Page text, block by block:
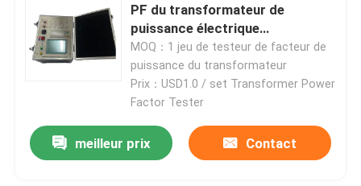
PF du transformateur de
puissance électrique
automatique TDT
MOQ：1 jeu de testeur de facteur de
puissance du transformateur
Prix：USD1.0 / set Transformer Power
Factor Tester
meilleur prix Contact